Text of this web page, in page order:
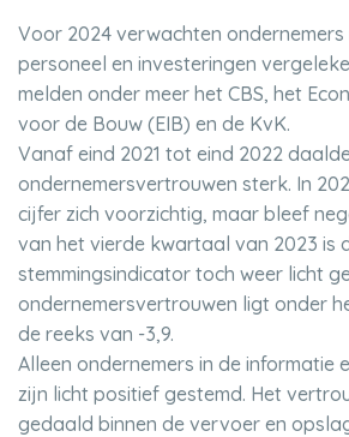
Voor 2024 verwachten ondernemers
personeel en investeringen
melden onder meer het CBS, het
voor de Bouw (EIB) en de KvK.
Vanaf eind 2021 tot eind 2022
ondernemersvertrouwen sterk. In
cijfer zich voorzichtig, maar bleef
van het vierde kwartaal van 2023 is
stemmingsindicator toch weer licht
ondernemersvertrouwen ligt onder
de reeks van -3,9.
Alleen ondernemers in de informatie
zijn licht positief gestemd. Het
gedaald binnen de vervoer en